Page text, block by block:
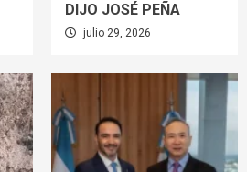
DIJO JOSÉ PEÑA
julio 29, 2026